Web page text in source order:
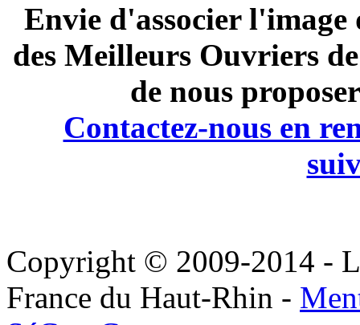
Envie d'associer l'image
des Meilleurs Ouvriers
de nous
Contactez-nous en
Copyright © 2009-2014 -
France du Haut-Rhin -